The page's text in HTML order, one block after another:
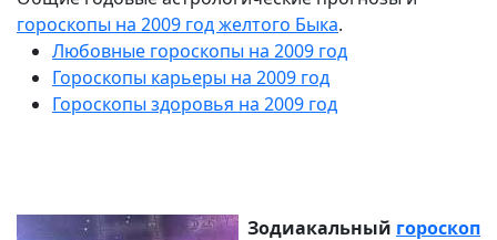
гороскопы на 2009 год желтого Быка.
Любовные гороскопы на 2009 год
Гороскопы карьеры на 2009 год
Гороскопы здоровья на 2009 год
Зодиакальный гороскоп